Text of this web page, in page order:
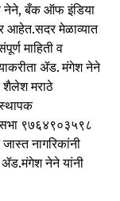
नेने, बँक ऑफ इंडिया
आहेत.सदर मेळाव्यात
माहिती व
ॲड. मंगेश नेने
शैलेश मराठे
९७६४९०३५९८
नागरिकांनी
ॲड.मंगेश नेने यांनी